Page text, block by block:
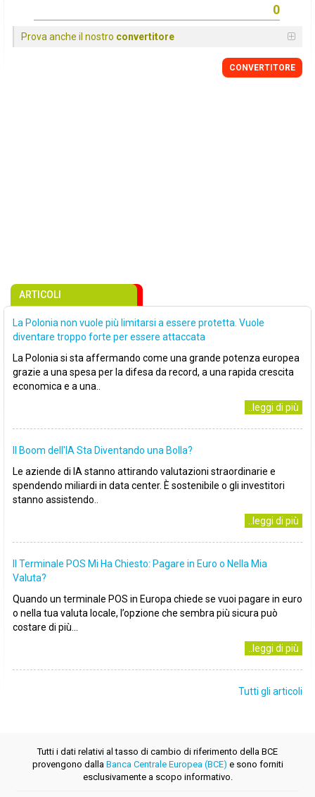
Prova anche il nostro convertitore
CONVERTITORE
ARTICOLI
La Polonia non vuole più limitarsi a essere protetta. Vuole
diventare troppo forte per essere attaccata
La Polonia si sta affermando come una grande potenza europea
grazie a una spesa per la difesa da record, a una rapida crescita
economica e a una..
..leggi di più
Il Boom dell'IA Sta Diventando una Bolla?
Le aziende di IA stanno attirando valutazioni straordinarie e
spendendo miliardi in data center. È sostenibile o gli investitori
stanno assistendo..
..leggi di più
Il Terminale POS Mi Ha Chiesto: Pagare in Euro o Nella Mia
Valuta?
Quando un terminale POS in Europa chiede se vuoi pagare in euro
o nella tua valuta locale, l’opzione che sembra più sicura può
costare di più...
..leggi di più
Tutti gli articoli
Tutti i dati relativi al tasso di cambio di riferimento della BCE
provengono dalla Banca Centrale Europea (BCE) e sono forniti
esclusivamente a scopo informativo.